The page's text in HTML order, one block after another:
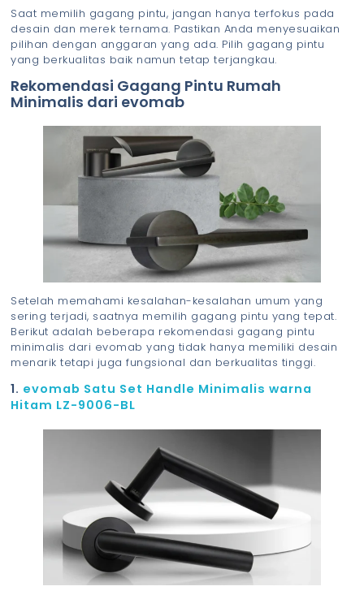
Saat memilih gagang pintu, jangan hanya terfokus pada
desain dan merek ternama. Pastikan Anda menyesuaikan
pilihan dengan anggaran yang ada. Pilih gagang pintu
yang berkualitas baik namun tetap terjangkau.
Rekomendasi Gagang Pintu Rumah
Minimalis dari evomab
Setelah memahami kesalahan-kesalahan umum yang
sering terjadi, saatnya memilih gagang pintu yang tepat.
Berikut adalah beberapa rekomendasi gagang pintu
minimalis dari evomab yang tidak hanya memiliki desain
menarik tetapi juga fungsional dan berkualitas tinggi.
1. evomab Satu Set Handle Minimalis warna
Hitam LZ-9006-BL